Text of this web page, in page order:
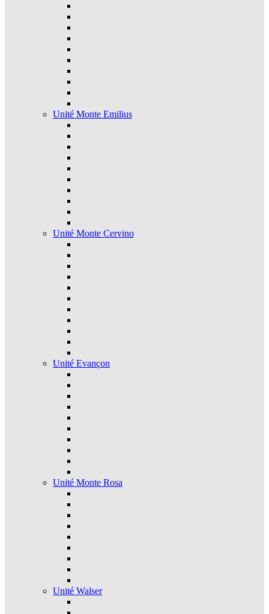
Unité Monte Emilius
Unité Monte Cervino
Unité Evançon
Unité Monte Rosa
Unité Walser